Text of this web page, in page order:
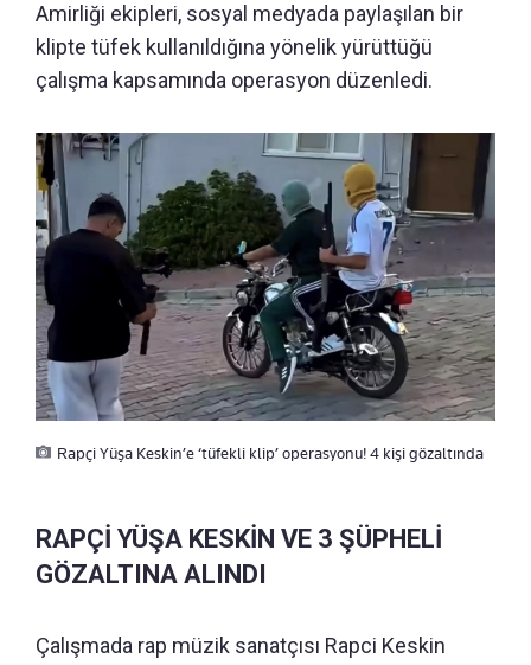
Amirliği ekipleri, sosyal medyada paylaşılan bir
klipte tüfek kullanıldığına yönelik yürüttüğü
çalışma kapsamında operasyon düzenledi.
Rapçi Yüşa Keskin’e ‘tüfekli klip’ operasyonu! 4 kişi gözaltında
RAPÇİ YÜŞA KESKİN VE 3 ŞÜPHELİ
GÖZALTINA ALINDI
Çalışmada rap müzik sanatçısı Rapci Keskin